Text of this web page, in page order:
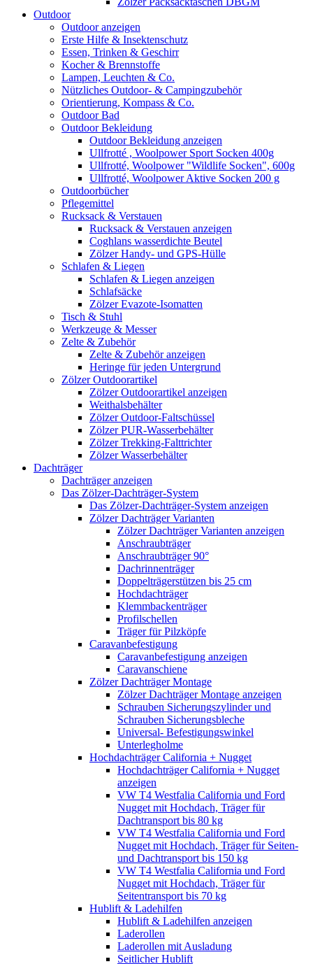
Outdoor
Outdoor anzeigen
Erste Hilfe & Insektenschutz
Essen, Trinken & Geschirr
Kocher & Brennstoffe
Lampen, Leuchten & Co.
Nützliches Outdoor- & Campingzubehör
Orientierung, Kompass & Co.
Outdoor Bad
Outdoor Bekleidung
Outdoor Bekleidung anzeigen
Ullfrotté , Woolpower Sport Socken 400g
Ullfrotté, Woolpower "Wildlife Socken", 600g
Ullfrotté, Woolpower Aktive Socken 200 g
Outdoorbücher
Pflegemittel
Rucksack & Verstauen
Rucksack & Verstauen anzeigen
Coghlans wasserdichte Beutel
Zölzer Handy- und GPS-Hülle
Schlafen & Liegen
Schlafen & Liegen anzeigen
Schlafsäcke
Zölzer Evazote-Isomatten
Tisch & Stuhl
Werkzeuge & Messer
Zelte & Zubehör
Zelte & Zubehör anzeigen
Heringe für jeden Untergrund
Zölzer Outdoorartikel
Zölzer Outdoorartikel anzeigen
Weithalsbehälter
Zölzer Outdoor-Faltschüssel
Zölzer PUR-Wasserbehälter
Zölzer Trekking-Falttrichter
Zölzer Wasserbehälter
Dachträger
Dachträger anzeigen
Das Zölzer-Dachträger-System
Das Zölzer-Dachträger-System anzeigen
Zölzer Dachträger Varianten
Zölzer Dachträger Varianten anzeigen
Anschraubträger
Anschraubträger 90°
Dachrinnenträger
Doppelträgerstützen bis 25 cm
Hochdachträger
Klemmbackenträger
Profilschellen
Träger für Pilzköpfe
Caravanbefestigung
Caravanbefestigung anzeigen
Caravanschiene
Zölzer Dachträger Montage
Zölzer Dachträger Montage anzeigen
Schrauben Sicherungszylinder und
Schrauben Sicherungsbleche
Universal- Befestigungswinkel
Unterlegholme
Hochdachträger California + Nugget
Hochdachträger California + Nugget
anzeigen
VW T4 Westfalia California und Ford
Nugget mit Hochdach, Träger für
Dachtransport bis 80 kg
VW T4 Westfalia California und Ford
Nugget mit Hochdach, Träger für Seiten-
und Dachtransport bis 150 kg
VW T4 Westfalia California und Ford
Nugget mit Hochdach, Träger für
Seitentransport bis 70 kg
Hublift & Ladehilfen
Hublift & Ladehilfen anzeigen
Laderollen
Laderollen mit Ausladung
Seitlicher Hublift